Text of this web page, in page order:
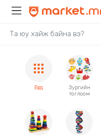
Бүгд
Зургийн
тоглоом